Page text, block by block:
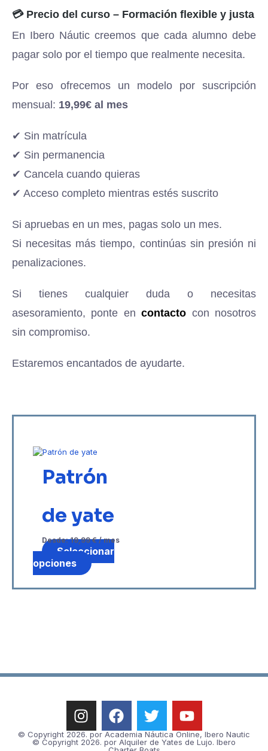
💳 Precio del curso – Formación flexible y justa
En Ibero Náutic creemos que cada alumno debe
pagar solo por el tiempo que realmente necesita.
Por eso ofrecemos un modelo por suscripción
mensual: 19,99€ al mes
✔ Sin matrícula
✔ Sin permanencia
✔ Cancela cuando quieras
✔ Acceso completo mientras estés suscrito
Si apruebas en un mes, pagas solo un mes.
Si necesitas más tiempo, continúas sin presión ni
penalizaciones.
Si tienes cualquier duda o necesitas
asesoramiento, ponte encontacto con nosotros
sin compromiso.
Estaremos encantados de ayudarte.
Patrón
de yate
Desde:19,99€ / mes
Seleccionar
opciones
© Copyright 2026. por Academia Náutica Online, Ibero Nautic
© Copyright 2026. por Alquiler de Yates de Lujo. Ibero